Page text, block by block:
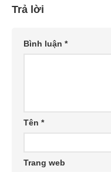
Trả lời
Bình luận *
Tên *
Trang web